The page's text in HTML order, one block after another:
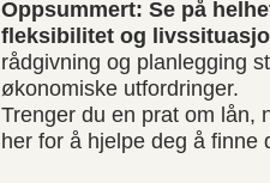
Oppsummert: Se på
fleksibilitet og
rådgivning og planlegging
økonomiske utfordringer.
Trenger du en prat om lån,
her for å hjelpe deg å finne